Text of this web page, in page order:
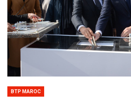
BTP MAROC